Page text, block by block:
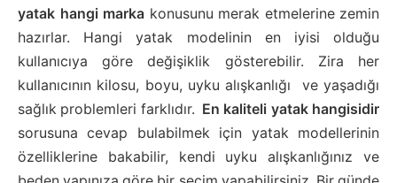
yatak hangi marka konusunu merak etmelerine zemin
hazırlar. Hangi yatak modelinin en iyisi olduğu
kullanıcıya göre değişiklik gösterebilir. Zira her
kullanıcının kilosu, boyu, uyku alışkanlığı ve yaşadığı
sağlık problemleri farklıdır. En kaliteli yatak hangisidir
sorusuna cevap bulabilmek için yatak modellerinin
özelliklerine bakabilir, kendi uyku alışkanlığınız ve